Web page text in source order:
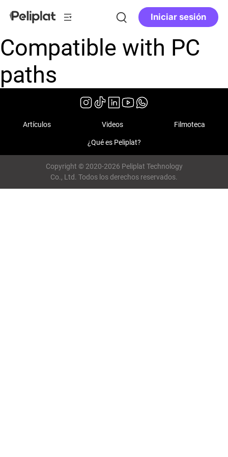
Iniciar sesión
Compatible with PC
paths
Artículos Videos Filmoteca
¿Qué es Peliplat?
Copyright © 2020-2026 Peliplat Technology
Co., Ltd. Todos los derechos reservados.